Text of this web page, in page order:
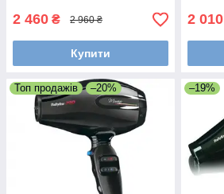
2 460 ₴ 2 960 ₴
Купити
2 010
Топ продажів –20% –19%